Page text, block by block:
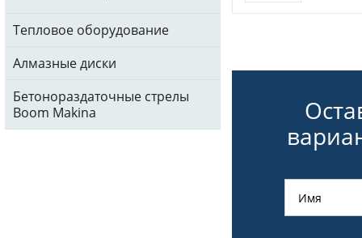
Тепловое оборудование
Алмазные диски
Бетонораздаточные стрелы
Boom Makina